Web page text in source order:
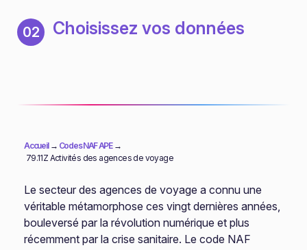
02 Choisissez vos données
Accueil→ Codes NAF APE→
79.11Z Activités des agences de voyage
Le secteur des agences de voyage a connu une
véritable métamorphose ces vingt dernières années,
bouleversé par la révolution numérique et plus
récemment par la crise sanitaire. Le code NAF